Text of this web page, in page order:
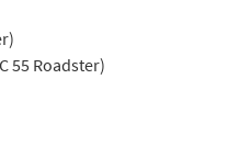
55 Roadster)